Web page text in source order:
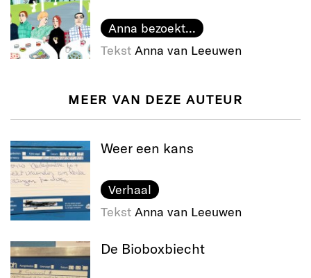
Anna bezoekt...
Tekst Anna van Leeuwen
MEER VAN DEZE AUTEUR
Weer een kans
Verhaal
Tekst Anna van Leeuwen
De Bioboxbiecht